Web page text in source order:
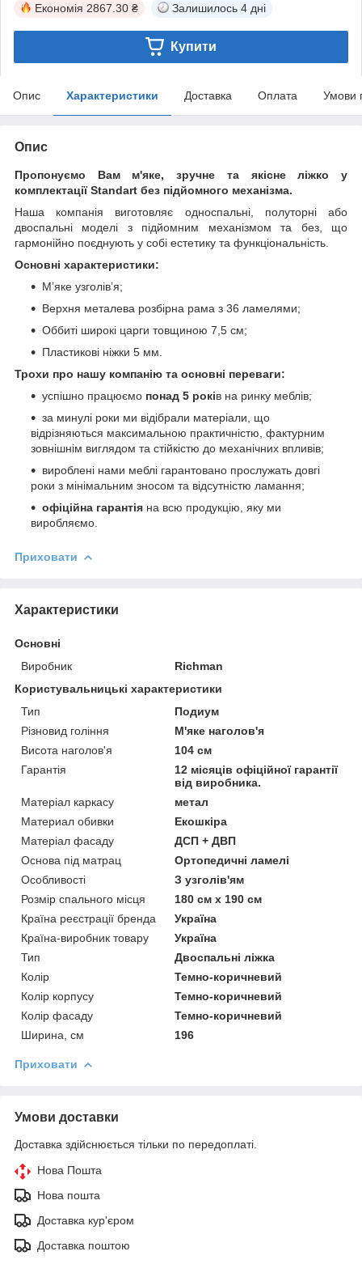
Економія 2867.30 ₴ Залишилось 4 дні
Купити
Опис Характеристики Доставка Оплата Умови
Опис
Пропонуємо Вам м'яке, зручне та якiсне ліжко у
комплектації Standart без підйомного механізма.
Наша компанія виготовляє односпальні, полуторні або
двоспальні моделі з підйомним механізмом та без, що
гармонійно поєднують у собі естетику та функціональність.
Основні характеристики:
М’яке узголів’я;
Верхня металева розбірна рама з 36 ламелями;
Оббиті широкі царги товщиною 7,5 см;
Пластикові ніжки 5 мм.
Трохи про нашу компанію та основні переваги:
успішно працюємо понад 5 років на ринку меблів;
за минулі роки ми відібрали матеріали, що
відрізняються максимальною практичністю, фактурним
зовнішнім виглядом та стійкістю до механічних впливів;
вироблені нами меблі гарантовано прослужать довгі
роки з мінімальним зносом та відсутністю ламання;
офіційна гарантія на всю продукцію, яку ми
виробляємо.
Приховати
Характеристики
Основні
Виробник
Richman
Користувальницькі характеристики
Тип
Подиум
Різновид гоління
М'яке наголов'я
Висота наголов'я
104 см
Гарантія
12 місяців офіційної гарантії
від виробника.
Матеріал каркасу
метал
Материал обивки
Екошкіра
Матеріал фасаду
ДСП + ДВП
Основа під матрац
Ортопедичні ламелі
Особливості
З узголів'ям
Розмір спального місця
180 см х 190 см
Країна реєстрації бренда
Україна
Країна-виробник товару
Україна
Тип
Двоспальні ліжка
Колір
Темно-коричневий
Колір корпусу
Темно-коричневий
Колір фасаду
Темно-коричневий
Ширина, см
196
Приховати
Умови доставки
Доставка здійснюється тільки по передоплаті.
Нова Пошта
Нова пошта
Доставка кур'єром
Доставка поштою